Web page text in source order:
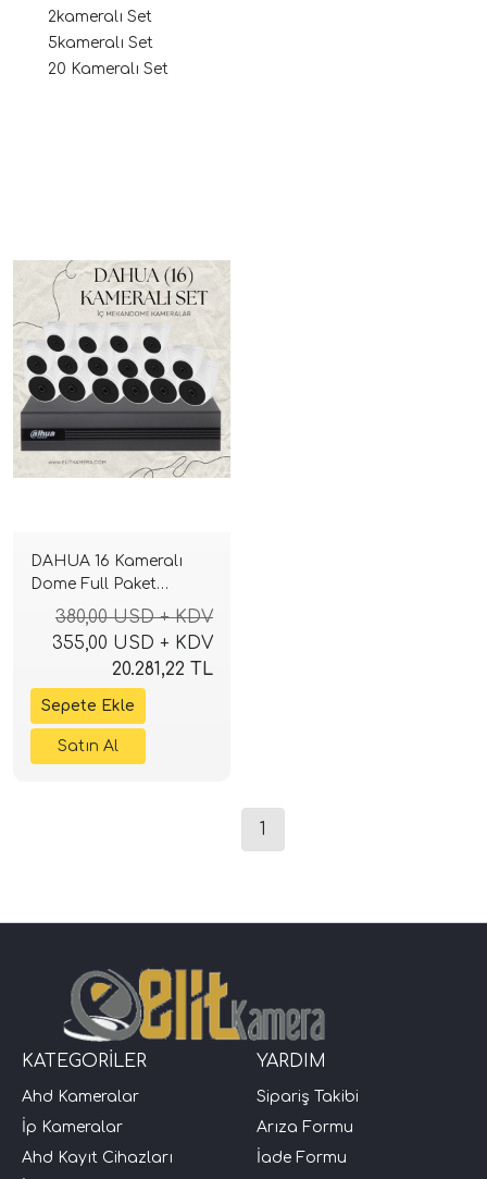
2kameralı Set
5kameralı Set
20 Kameralı Set
DAHUA 16 Kameralı
Dome Full Paket
Güvenlik Seti Sistemi
380,00 USD + KDV
355,00 USD + KDV
20.281,22 TL
1
KATEGORİLER
Ahd Kameralar
İp Kameralar
Ahd Kayıt Cihazları
YARDIM
Sipariş Takibi
Arıza Formu
İade Formu